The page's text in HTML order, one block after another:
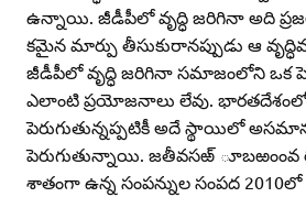
ఉన్నాయి. జీడీపీలో వృద్ధి జరిగినా అది
కమైన మార్పు తీసుకురానప్పుడు ఆ
జీడీపీలో వృద్ధి జరిగినా సమాజంలోని ఒక
ఎలాంటి ప్రయోజనాలు లేవు. భారతదేశంలో
పెరుగుతున్నప్పటికీ అదే స్థాయిలో
పెరుగుతున్నాయి. జతీవసఱ్‌ ూబఱంంవ
శాతంగా ఉన్న సంపన్నుల సంపద